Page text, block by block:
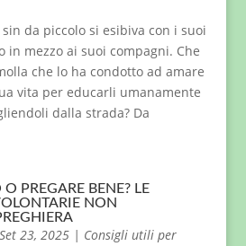
sin da piccolo si esibiva con i suoi
in mezzo ai suoi compagni. Che
che lo ha condotto ad amare
vita per educarli umanamente
dalla strada? Da
O PREGARE BENE? LE
NON
Set 23, 2025| Consigli utili per